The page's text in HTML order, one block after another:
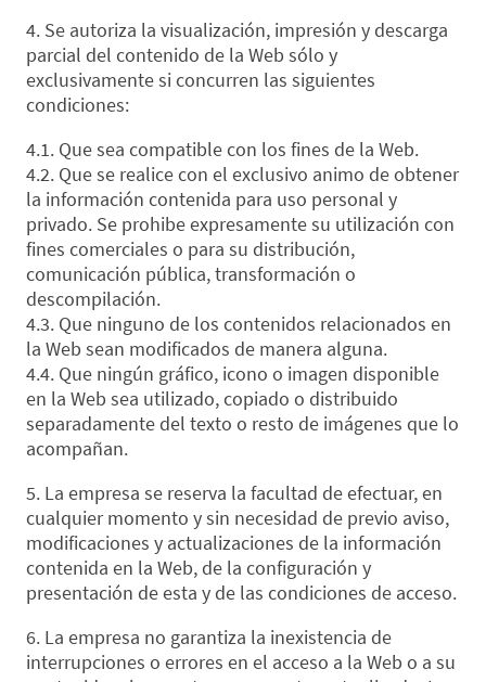
4. Se autoriza la visualización, impresión y descarga
parcial del contenido de la Web sólo y
exclusivamente si concurren las siguientes
condiciones:
4.1. Que sea compatible con los fines de la Web.
4.2. Que se realice con el exclusivo animo de obtener
la información contenida para uso personal y
privado. Se prohibe expresamente su utilización con
fines comerciales o para su distribución,
comunicación pública, transformación o
descompilación.
4.3. Que ninguno de los contenidos relacionados en
la Web sean modificados de manera alguna.
4.4. Que ningún gráfico, icono o imagen disponible
en la Web sea utilizado, copiado o distribuido
separadamente del texto o resto de imágenes que lo
acompañan.
5. La empresa se reserva la facultad de efectuar, en
cualquier momento y sin necesidad de previo aviso,
modificaciones y actualizaciones de la información
contenida en la Web, de la configuración y
presentación de esta y de las condiciones de acceso.
6. La empresa no garantiza la inexistencia de
interrupciones o errores en el acceso a la Web o a su